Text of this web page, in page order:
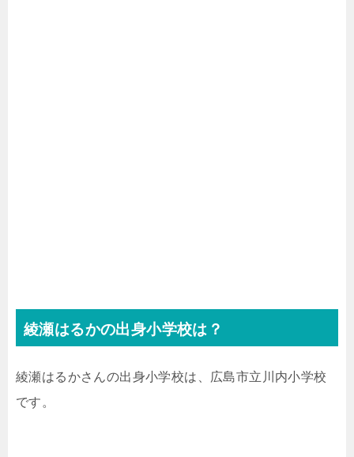
綾瀬はるかの出身小学校は？
綾瀬はるかさんの出身小学校は、広島市立川内小学校
です。